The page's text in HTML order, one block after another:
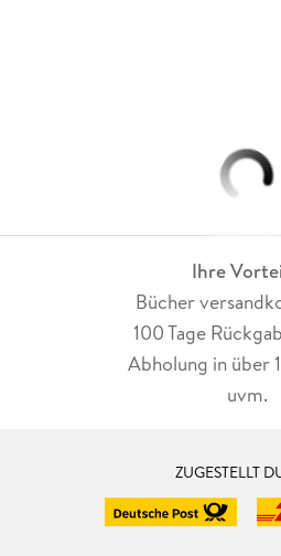
Ihre
Bücher
100 Tage
Abholung in über
uvm.
ZUGESTELLT